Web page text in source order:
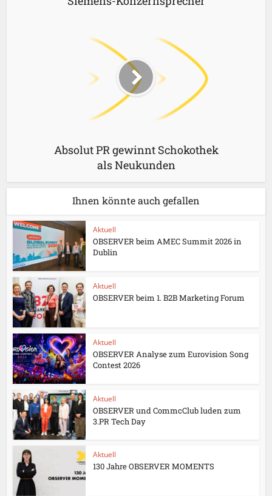
Absolut PR gewinnt Schokothek
als Neukunden
Ihnen könnte auch gefallen
Aktuell
OBSERVER beim AMEC Summit 2026 in
Dublin
Aktuell
OBSERVER beim 1. B2B Marketing Forum
Aktuell
OBSERVER Analyse zum Eurovision Song
Contest 2026
Aktuell
OBSERVER und CommcClub luden zum
3.PR Tech Day
Aktuell
130 Jahre OBSERVER MOMENTS